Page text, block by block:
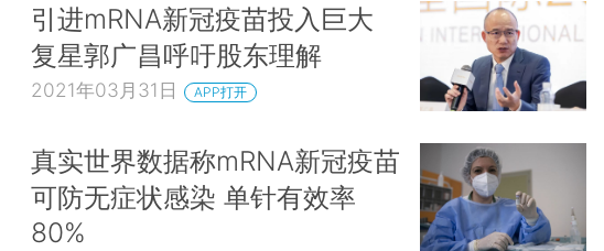
引进mRNA新冠疫苗投入巨大
复星郭广昌呼吁股东理解
2021年03月31日 APP打开
真实世界数据称mRNA新冠疫苗
可防无症状感染 单针有效率
80%